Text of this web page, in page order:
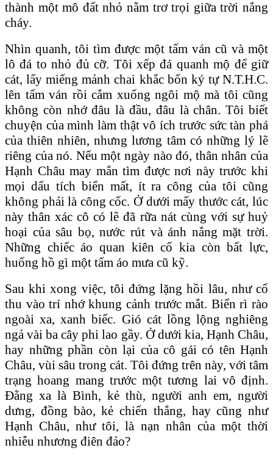
thành một mô đất nhỏ nằm trơ trọi giữa trời nắng
cháy.
Nhìn quanh, tôi tìm được một tấm ván cũ và một
lô đá to nhỏ đủ cỡ. Tôi xếp đá quanh mộ để giữ
cát, lấy miếng mảnh chai khắc bốn ký tự N.T.H.C.
lên tấm ván rồi cắm xuống ngôi mộ mà tôi cũng
không còn nhớ đâu là đầu, đâu là chân. Tôi biết
chuyện của mình làm thật vô ích trước sức tàn phá
của thiên nhiên, nhưng lương tâm có những lý lẽ
riêng của nó. Nếu một ngày nào đó, thân nhân của
Hạnh Châu may mắn tìm được nơi này trước khi
mọi dấu tích biến mất, ít ra công của tôi cũng
không phải là công cốc. Ở dưới mấy thước cát, lúc
này thân xác cô có lẽ đã rữa nát cùng với sự huỷ
hoại của sâu bọ, nước rút và ánh nắng mặt trời.
Những chiếc áo quan kiên cố kia còn bất lực,
huống hồ gì một tấm áo mưa cũ kỹ.
Sau khi xong việc, tôi đứng lặng hồi lâu, như cố
thu vào trí nhớ khung cảnh trước mắt. Biển rì rào
ngoài xa, xanh biếc. Gió cát lồng lộng nghiêng
ngả vài ba cây phi lao gầy. Ở dưới kia, Hạnh Châu,
hay những phần còn lại của cô gái có tên Hạnh
Châu, vùi sâu trong cát. Tôi đứng trên này, với tâm
trạng hoang mang trước một tương lai vô định.
Ðằng xa là Bình, kẻ thù, người anh em, người
dưng, đồng bào, kẻ chiến thắng, hay cũng như
Hạnh Châu, như tôi, là nạn nhân của một thời
nhiễu nhương điên đảo?